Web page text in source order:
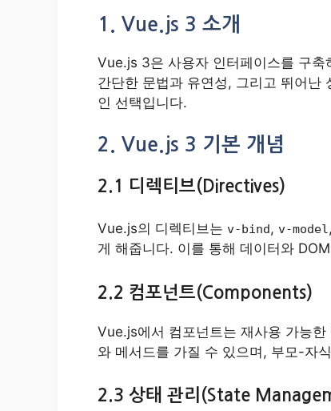
1. Vue.js 3 소개
Vue.js 3은 사용자 인터페이스를 구축
간단한 문법과 유연성, 그리고 뛰어난
인 선택입니다.
2. Vue.js 3 기본 개념
2.1 디렉티브(Directives)
Vue.js의 디렉티브는 v-bind, v-model,
게 해줍니다. 이를 통해 데이터와
2.2 컴포넌트(Components)
Vue.js에서 컴포넌트는 재사용 가능
와 메서드를 가질 수 있으며, 부모-자
2.3 상태 관리(State